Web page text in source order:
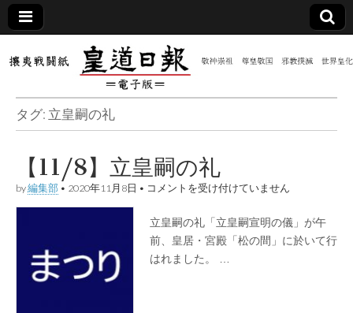
皇道
日報
（防
共新
電子
敬神
尊皇
｜昭
和八
刊
皇道
践
攘夷
タグ: 立皇嗣の礼
【11/8】立皇嗣の礼
by編集部 • 2020年11月8日 • 【11/8】
嗣
の
礼
は
コメントを受け付けていません
立皇嗣の礼「立皇嗣宣明の儀」が午
前、皇居・宮殿「松の間」に於いて行
はれました。 …